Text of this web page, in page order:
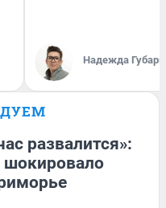
Надежда Губарь
развалится»:
шокировало